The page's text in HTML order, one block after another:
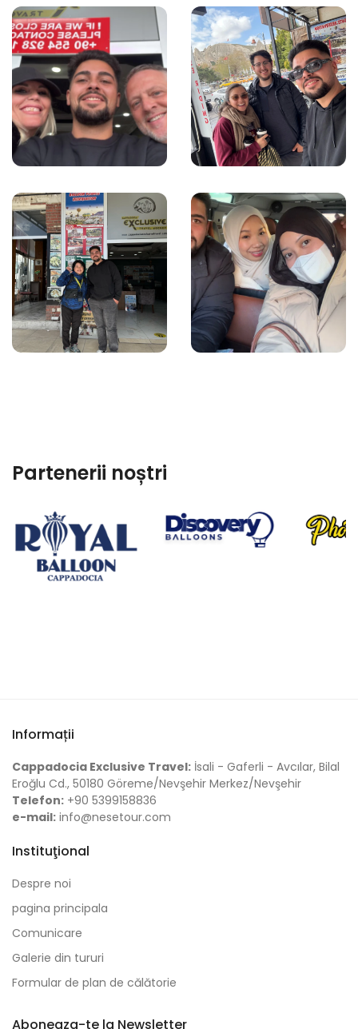
Partenerii noștri
Informații
Cappadocia Exclusive Travel: İsali - Gaferli - Avcılar, Bilal
Eroğlu Cd., 50180 Göreme/Nevşehir Merkez/Nevşehir
Telefon: +90 5399158836
e-mail: info@nesetour.com
Instituţional
Despre noi
pagina principala
Comunicare
Galerie din tururi
Formular de plan de călătorie
Aboneaza-te la Newsletter